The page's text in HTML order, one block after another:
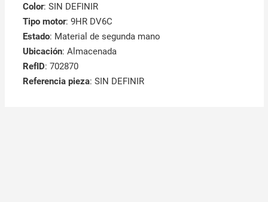
Color: SIN DEFINIR
Tipo motor: 9HR DV6C
Estado: Material de segunda mano
Ubicación: Almacenada
RefID: 702870
Referencia pieza: SIN DEFINIR